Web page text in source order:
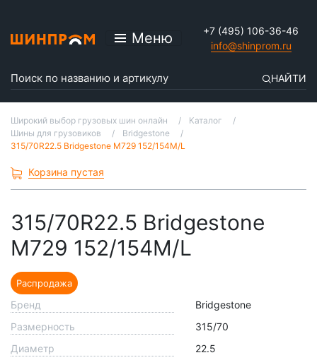
Меню
+7 (495) 106-36-46
info@shinprom.ru
НАЙТИ
Широкий выбор грузовых шин онлайн
Каталог
Шины для грузовиков
Bridgestone
315/70R22.5 Bridgestone M729 152/154M/L
Корзина пустая
315/70R22.5 Bridgestone
M729 152/154M/L
Распродажа
Бренд
Bridgestone
Размерность
315/70
Диаметр
22.5